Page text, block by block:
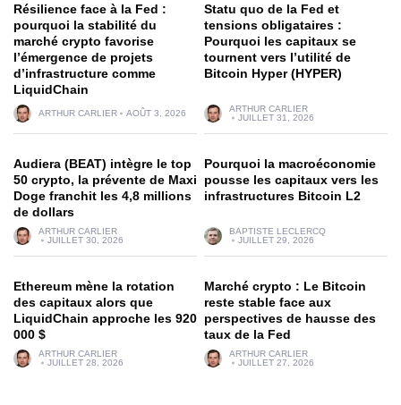
Résilience face à la Fed :
pourquoi la stabilité du
marché crypto favorise
l’émergence de projets
d’infrastructure comme
LiquidChain
ARTHUR CARLIER AOÛT 3, 2026
Statu quo de la Fed et
tensions obligataires :
Pourquoi les capitaux se
tournent vers l’utilité de
Bitcoin Hyper (HYPER)
ARTHUR CARLIER
JUILLET 31, 2026
Audiera (BEAT) intègre le top
50 crypto, la prévente de Maxi
Doge franchit les 4,8 millions
de dollars
ARTHUR CARLIER
JUILLET 30, 2026
Pourquoi la macroéconomie
pousse les capitaux vers les
infrastructures Bitcoin L2
BAPTISTE LECLERCQ
JUILLET 29, 2026
Ethereum mène la rotation
des capitaux alors que
LiquidChain approche les 920
000 $
ARTHUR CARLIER
JUILLET 28, 2026
Marché crypto : Le Bitcoin
reste stable face aux
perspectives de hausse des
taux de la Fed
ARTHUR CARLIER
JUILLET 27, 2026